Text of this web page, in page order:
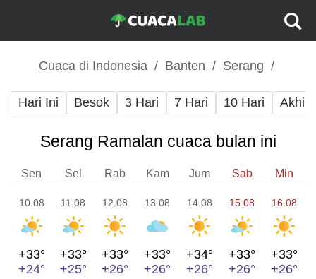
Cuaca di Indonesia Banten Serang
Hari Ini Besok 3 Hari 7 Hari 10 Hari Akhir
Serang Ramalan cuaca bulan ini
Sen Sel Rab Kam Jum Sab Min
10.08
+33°
+24°
11.08
+33°
+25°
12.08
+33°
+26°
13.08
+33°
+26°
14.08
+34°
+26°
15.08
+33°
+26°
16.08
+33°
+26°